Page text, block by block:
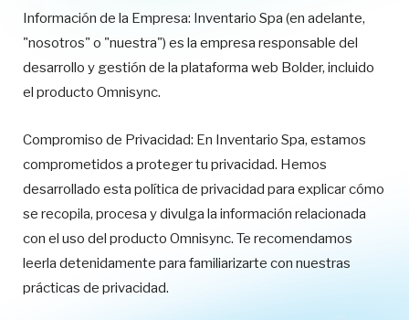
Información de la Empresa: Inventario Spa (en adelante,
"nosotros" o "nuestra") es la empresa responsable del
desarrollo y gestión de la plataforma web Bolder, incluido
el producto Omnisync.
Compromiso de Privacidad: En Inventario Spa, estamos
comprometidos a proteger tu privacidad. Hemos
desarrollado esta política de privacidad para explicar cómo
se recopila, procesa y divulga la información relacionada
con el uso del producto Omnisync. Te recomendamos
leerla detenidamente para familiarizarte con nuestras
prácticas de privacidad.